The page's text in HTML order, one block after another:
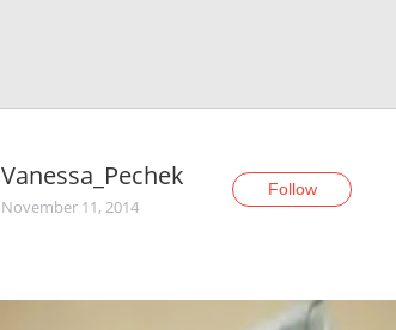
Vanessa_Pechek
November 11, 2014
Follow